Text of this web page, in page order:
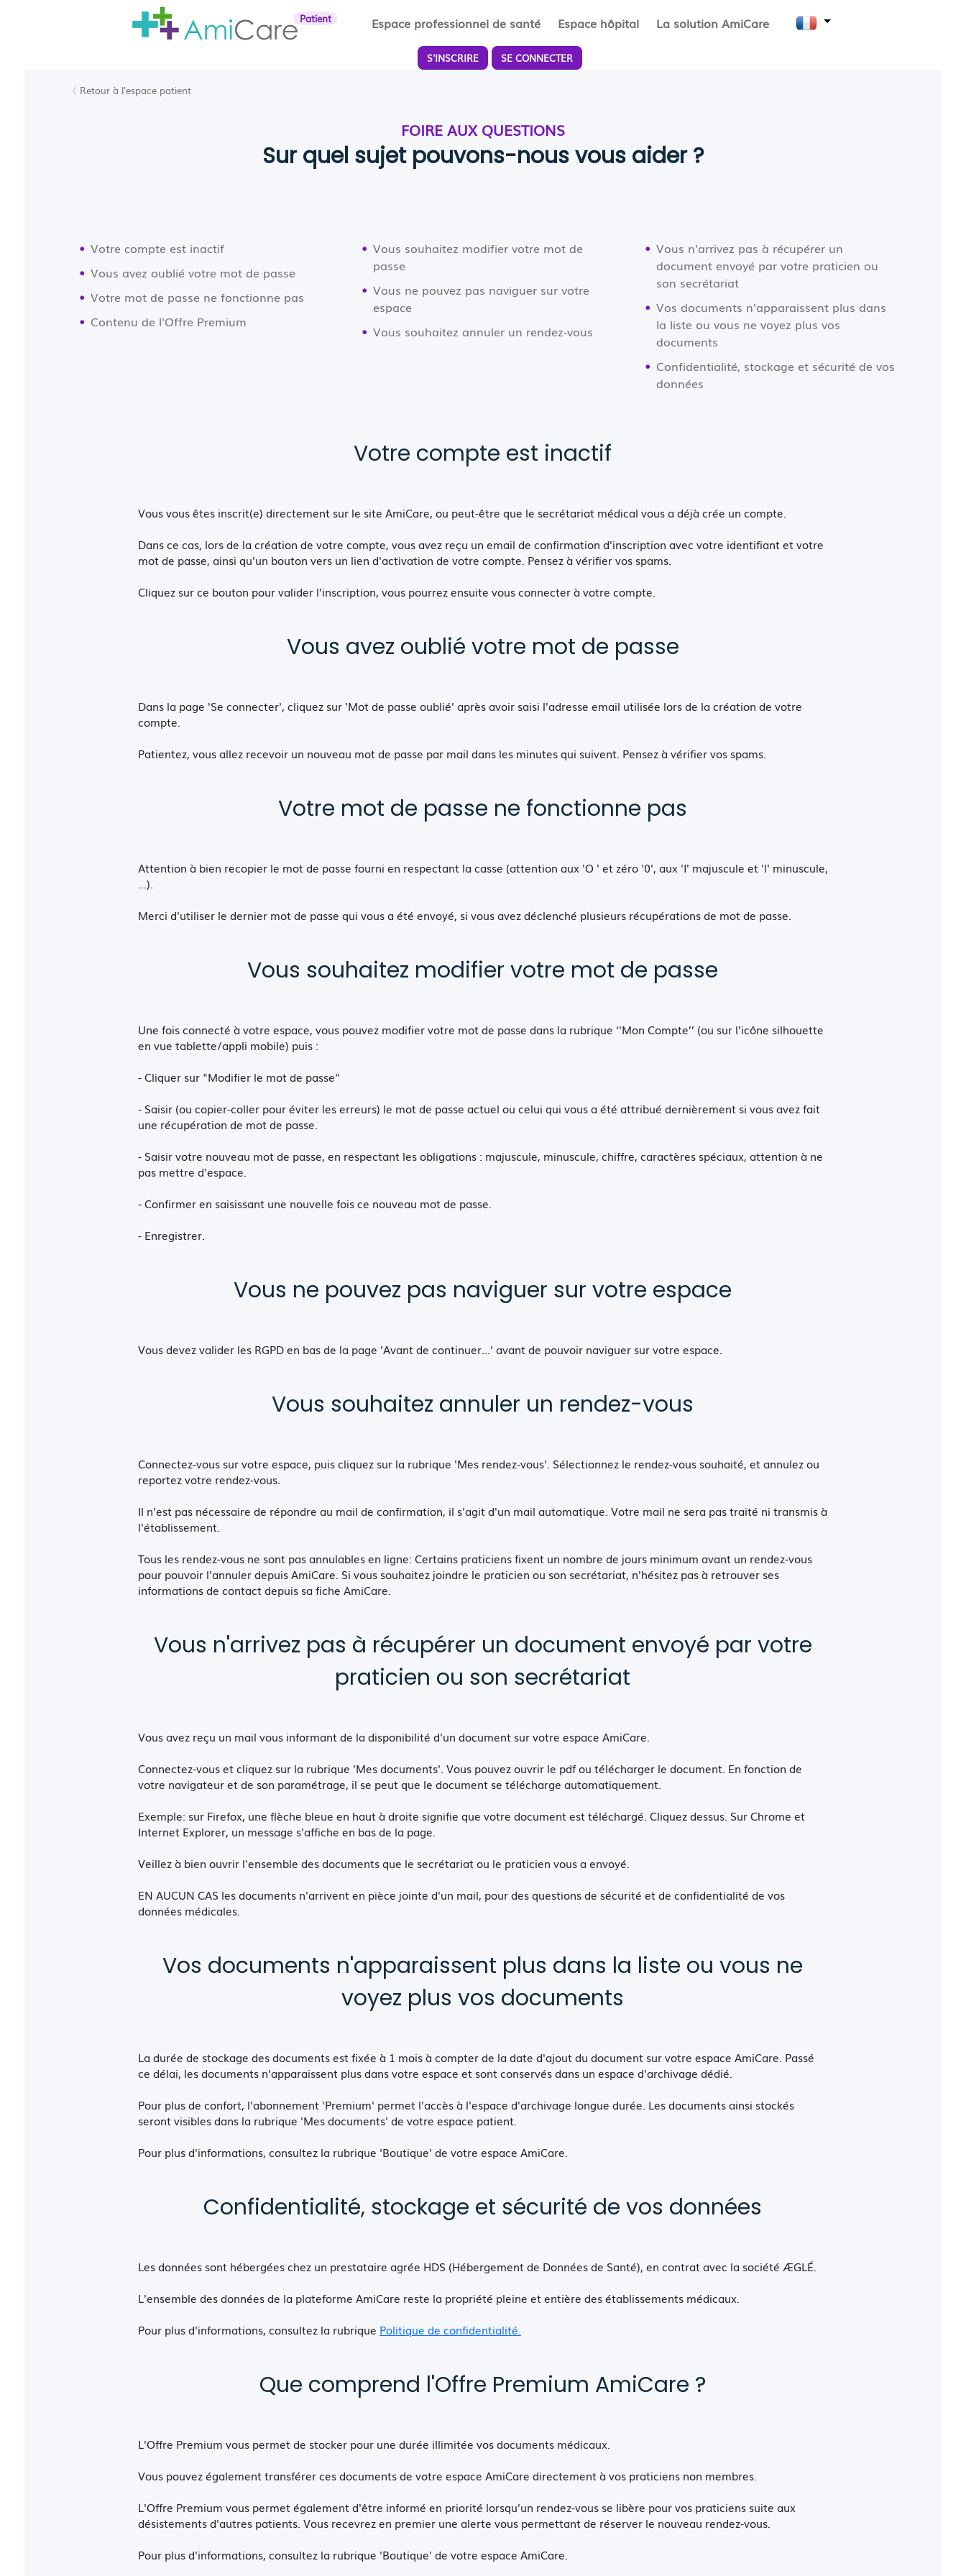
Patient Espace professionnel de santé Espace hôpital La solution AmiCare
S'INSCRIRE SE CONNECTER
〈 Retour à l'espace patient
FOIRE AUX QUESTIONS
Sur quel sujet pouvons-nous vous aider ?
Votre compte est inactif
Vous avez oublié votre mot de passe
Votre mot de passe ne fonctionne pas
Contenu de l'Offre Premium
Vous souhaitez modifier votre mot de
passe
Vous ne pouvez pas naviguer sur votre
espace
Vous souhaitez annuler un rendez-vous
Vous n'arrivez pas à récupérer un
document envoyé par votre praticien ou
son secrétariat
Vos documents n'apparaissent plus dans
la liste ou vous ne voyez plus vos
documents
Confidentialité, stockage et sécurité de vos
données
Votre compte est inactif
Vous vous êtes inscrit(e) directement sur le site AmiCare, ou peut-être que le secrétariat médical vous a déjà crée un compte.
Dans ce cas, lors de la création de votre compte, vous avez reçu un email de confirmation d'inscription avec votre identifiant et votre
mot de passe, ainsi qu'un bouton vers un lien d'activation de votre compte. Pensez à vérifier vos spams.
Cliquez sur ce bouton pour valider l'inscription, vous pourrez ensuite vous connecter à votre compte.
Vous avez oublié votre mot de passe
Dans la page 'Se connecter', cliquez sur 'Mot de passe oublié' après avoir saisi l'adresse email utilisée lors de la création de votre
compte.
Patientez, vous allez recevoir un nouveau mot de passe par mail dans les minutes qui suivent. Pensez à vérifier vos spams.
Votre mot de passe ne fonctionne pas
Attention à bien recopier le mot de passe fourni en respectant la casse (attention aux 'O ' et zéro '0', aux 'I' majuscule et 'l' minuscule,
...).
Merci d'utiliser le dernier mot de passe qui vous a été envoyé, si vous avez déclenché plusieurs récupérations de mot de passe.
Vous souhaitez modifier votre mot de passe
Une fois connecté à votre espace, vous pouvez modifier votre mot de passe dans la rubrique ‘'Mon Compte’’ (ou sur l’icône silhouette
en vue tablette/appli mobile) puis :
- Cliquer sur "Modifier le mot de passe"
- Saisir (ou copier-coller pour éviter les erreurs) le mot de passe actuel ou celui qui vous a été attribué dernièrement si vous avez fait
une récupération de mot de passe.
- Saisir votre nouveau mot de passe, en respectant les obligations : majuscule, minuscule, chiffre, caractères spéciaux, attention à ne
pas mettre d'espace.
- Confirmer en saisissant une nouvelle fois ce nouveau mot de passe.
- Enregistrer.
Vous ne pouvez pas naviguer sur votre espace
Vous devez valider les RGPD en bas de la page 'Avant de continuer...' avant de pouvoir naviguer sur votre espace.
Vous souhaitez annuler un rendez-vous
Connectez-vous sur votre espace, puis cliquez sur la rubrique 'Mes rendez-vous'. Sélectionnez le rendez-vous souhaité, et annulez ou
reportez votre rendez-vous.
Il n'est pas nécessaire de répondre au mail de confirmation, il s'agit d'un mail automatique. Votre mail ne sera pas traité ni transmis à
l'établissement.
Tous les rendez-vous ne sont pas annulables en ligne: Certains praticiens fixent un nombre de jours minimum avant un rendez-vous
pour pouvoir l'annuler depuis AmiCare. Si vous souhaitez joindre le praticien ou son secrétariat, n'hésitez pas à retrouver ses
informations de contact depuis sa fiche AmiCare.
Vous n'arrivez pas à récupérer un document envoyé par votre
praticien ou son secrétariat
Vous avez reçu un mail vous informant de la disponibilité d'un document sur votre espace AmiCare.
Connectez-vous et cliquez sur la rubrique 'Mes documents'. Vous pouvez ouvrir le pdf ou télécharger le document. En fonction de
votre navigateur et de son paramétrage, il se peut que le document se télécharge automatiquement.
Exemple: sur Firefox, une flèche bleue en haut à droite signifie que votre document est téléchargé. Cliquez dessus. Sur Chrome et
Internet Explorer, un message s'affiche en bas de la page.
Veillez à bien ouvrir l'ensemble des documents que le secrétariat ou le praticien vous a envoyé.
EN AUCUN CAS les documents n'arrivent en pièce jointe d'un mail, pour des questions de sécurité et de confidentialité de vos
données médicales.
Vos documents n'apparaissent plus dans la liste ou vous ne
voyez plus vos documents
La durée de stockage des documents est fixée à 1 mois à compter de la date d'ajout du document sur votre espace AmiCare. Passé
ce délai, les documents n'apparaissent plus dans votre espace et sont conservés dans un espace d'archivage dédié.
Pour plus de confort, l'abonnement 'Premium' permet l'accès à l'espace d'archivage longue durée. Les documents ainsi stockés
seront visibles dans la rubrique 'Mes documents' de votre espace patient.
Pour plus d'informations, consultez la rubrique 'Boutique' de votre espace AmiCare.
Confidentialité, stockage et sécurité de vos données
Les données sont hébergées chez un prestataire agrée HDS (Hébergement de Données de Santé), en contrat avec la société ÆGLÉ.
L'ensemble des données de la plateforme AmiCare reste la propriété pleine et entière des établissements médicaux.
Pour plus d'informations, consultez la rubrique Politique de confidentialité.
Que comprend l'Offre Premium AmiCare ?
L'Offre Premium vous permet de stocker pour une durée illimitée vos documents médicaux.
Vous pouvez également transférer ces documents de votre espace AmiCare directement à vos praticiens non membres.
L'Offre Premium vous permet également d'être informé en priorité lorsqu'un rendez-vous se libère pour vos praticiens suite aux
désistements d'autres patients. Vous recevrez en premier une alerte vous permettant de réserver le nouveau rendez-vous.
Pour plus d'informations, consultez la rubrique 'Boutique' de votre espace AmiCare.